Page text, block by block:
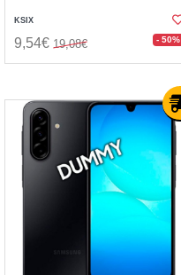
KSIX
9,54€ 19,08€ - 50%